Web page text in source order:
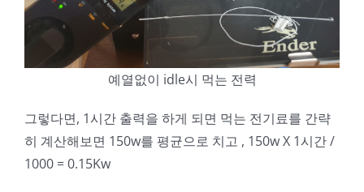
예열없이 idle시 먹는 전력
그렇다면, 1시간 출력을 하게 되면 먹는 전기료를 간략
히 계산해보면 150w를 평균으로 치고 , 150w X 1시간 /
1000 = 0.15Kw